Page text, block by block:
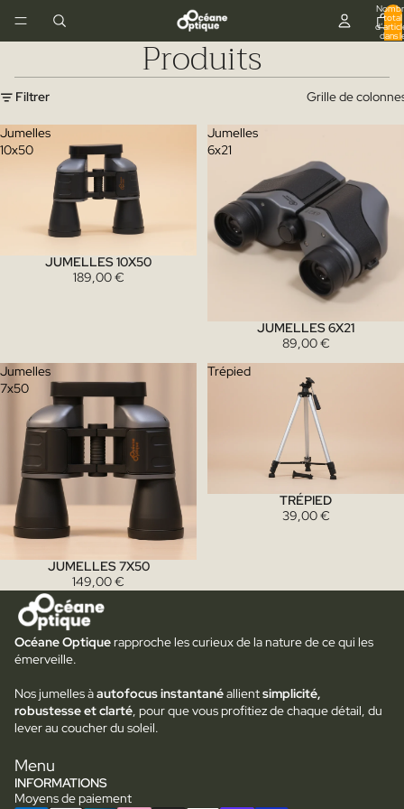
total
dans
Produits
Filtrer Grille de
Jumelles
10x50
JUMELLES 10X50
189,00 €
Jumelles
6x21
JUMELLES 6X21
89,00 €
Jumelles
7x50
JUMELLES 7X50
149,00 €
Trépied
TRÉPIED
39,00 €
Océane Optiquerapproche les curieux de la nature de ce qui les
émerveille.
Nos jumelles àautofocus instantanéallientsimplicité,
robustesse et clarté , pour que vous profitiez de chaque détail, du
lever au coucher du soleil.
Menu
INFORMATIONS
Moyens de paiement